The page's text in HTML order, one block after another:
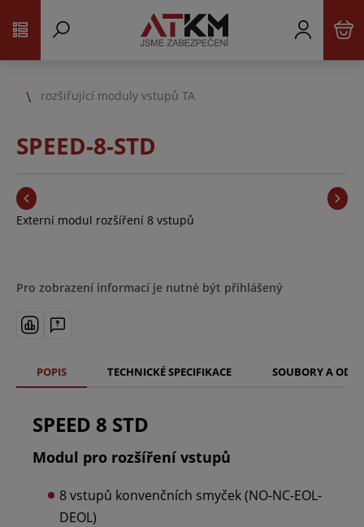
rozšiřující moduly vstupů TA
SPEED-8-STD
Externí modul rozšíření 8 vstupů
Pro zobrazení informací je nutné být přihlášený
POPIS TECHNICKÉ SPECIFIKACE SOUBORY A
SPEED 8 STD
Modul pro rozšíření vstupů
8 vstupů konvenčních smyček (NO-NC-EOL-
DEOL)